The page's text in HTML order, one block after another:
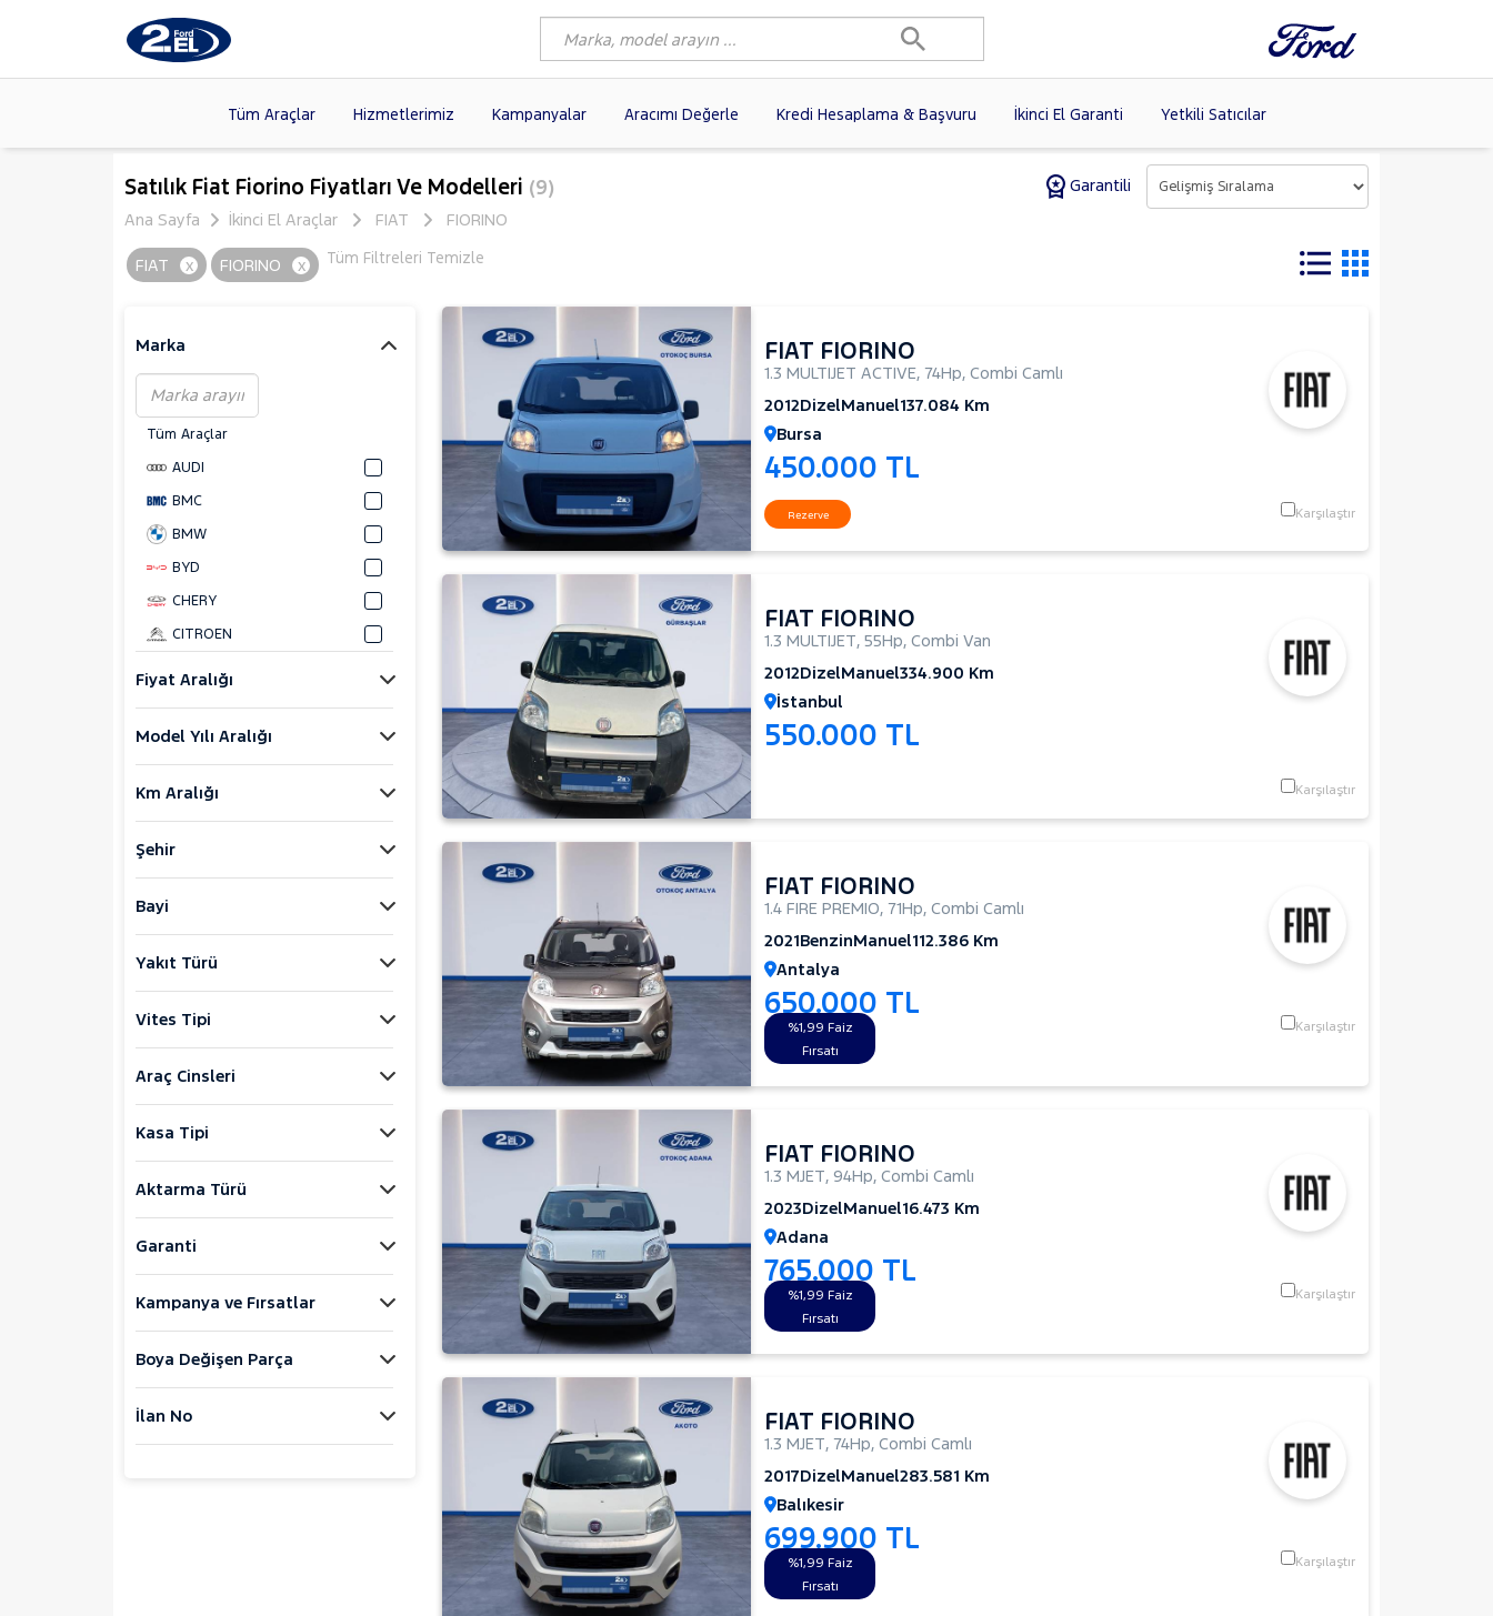
Tüm Araçlar Hizmetlerimiz Kampanyalar Aracımı Değerle Kredi Hesaplama & Başvuru İkinci El Garanti Yetkili Satıcılar
Markalar >
Modeller >
Kasalar
FORD(890)
VOLKSWAGEN
CITROEN
SKODA
Satılık Fiat Fiorino Fiyatları Ve Modelleri (9)
Garantili
Ana Sayfa
İkinci El Araçlar FIAT FIORINO
Tüm Filtreleri Temizle
FIAT x FIORINO x
Marka
Tüm Araçlar
AUDI
BMC
BMW
BYD
CHERY
CITROEN
DAIHATSU
FIAT
DOBLO
EGEA CROSS
FIORINO
1.3 MULTIJET
1.3 MULTIJET ACTIVE
1.3 MULTIJET POP
1.4 FIRE PREMIO
CARGO 1.3 MULTIJET
Fiorino Cargo
Fiorino Combi
SCUDO
Topolino
FORD
Fiyat Aralığı
Model Yılı Aralığı
Km Aralığı
Şehir
Bayi
Yakıt Türü
Vites Tipi
Araç Cinsleri
Kasa Tipi
Aktarma Türü
Garanti
Kampanya ve Fırsatlar
Boya Değişen Parça
İlan No
FIAT FIORINO
1.3 MULTIJET ACTIVE, 74Hp, Combi Camlı
2012DizelManuel137.084 Km
Bursa
450.000 TL
Rezerve Karşılaştır
FIAT FIORINO
1.3 MULTIJET, 55Hp, Combi Van
2012DizelManuel334.900 Km
İstanbul
550.000 TL
Karşılaştır
FIAT FIORINO
1.4 FIRE PREMIO, 71Hp, Combi Camlı
2021BenzinManuel112.386 Km
Antalya
650.000 TL
%1,99 Faiz
Fırsatı
Karşılaştır
FIAT FIORINO
1.3 MJET, 94Hp, Combi Camlı
2023DizelManuel16.473 Km
Adana
765.000 TL
%1,99 Faiz
Fırsatı
Karşılaştır
FIAT FIORINO
1.3 MJET, 74Hp, Combi Camlı
2017DizelManuel283.581 Km
Balıkesir
699.900 TL
%1,99 Faiz
Fırsatı
Karşılaştır